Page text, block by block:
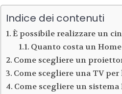
Indice dei contenuti
È possibile realizzare un
Quanto costa un
Come scegliere un
Come scegliere una TV per
Come scegliere un